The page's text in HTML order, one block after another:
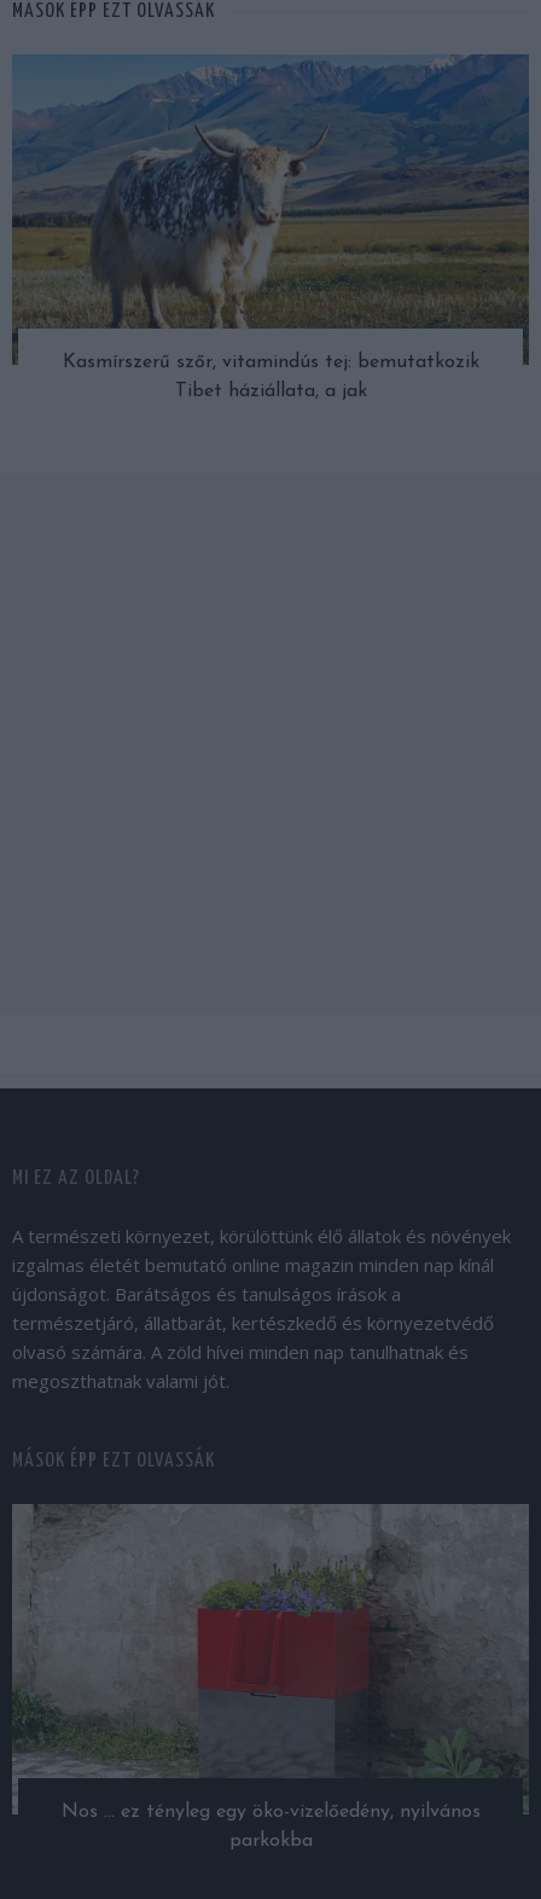
MÁSOK ÉPP EZT OLVASSÁK
Kasmírszerű szőr, vitamindús tej: bemutatkozik
Tibet háziállata, a jak
MI EZ AZ OLDAL?
A természeti környezet, körülöttünk élő állatok és növények
izgalmas életét bemutató online magazin minden nap kínál
újdonságot. Barátságos és tanulságos írások a
természetjáró, állatbarát, kertészkedő és környezetvédő
olvasó számára. A zöld hívei minden nap tanulhatnak és
megoszthatnak valami jót.
MÁSOK ÉPP EZT OLVASSÁK
Nos … ez tényleg egy öko-vizelőedény, nyilvános
parkokba